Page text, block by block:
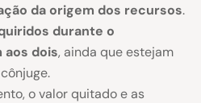
da origem dos recursos.
durante o
dois, ainda que estejam
o valor quitado e as